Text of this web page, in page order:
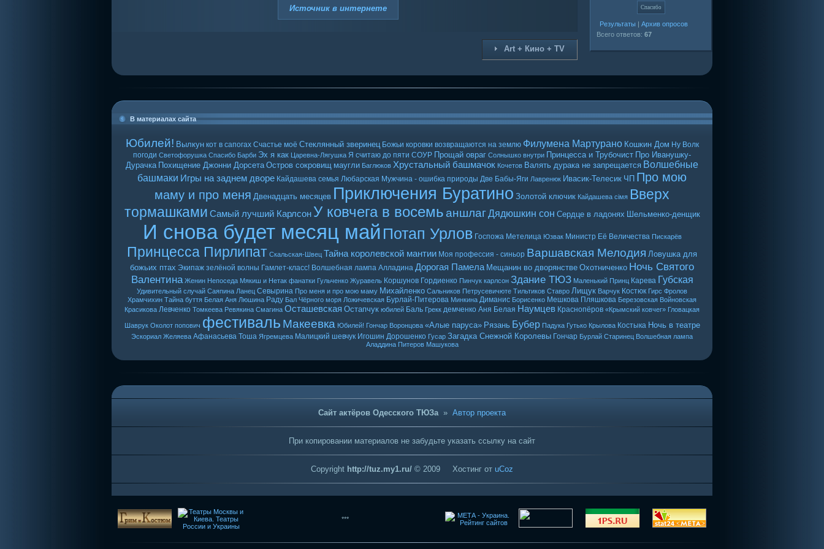
Источник в интернете
Art + Кино + TV
Результаты | Архив опросов
Всего ответов: 67
В материалах сайта
Юбилей! Вылкун кот в сапогах Счастье моё Стеклянный зверинец Божьи коровки возвращаются на землю Филумена Мартурано Кошкин Дом Ну Волк
погоди Светофорушка Спасибо Барби Эх я как Царевна-Лягушка Я считаю до пяти СОУР Прощай овраг Солнышко внутри Принцесса и Трубочист Про Иванушку-
Дурачка Похищение Джонни Дорсета Остров сокровищ маугли Баглюков Хрустальный башмачок Кочетов Валять дурака не запрещается Волшебные
башмаки Игры на заднем дворе Кайдашева семья Любарская Мужчина - ошибка природы Две Бабы-Яги Лавренюк Ивасик-Телесик ЧП Про мою
маму и про меня Двенадцать месяцев Приключения Буратино Золотой ключик Кайдашева сiмя Вверх
тормашками Самый лучший Карлсон У ковчега в восемь аншлаг Дядюшкин сон Сердце в ладонях Шельменко-денщик
И снова будет месяц май Потап Урлов Госпожа Метелица Юзвак Министр Её Величества Пискарёв
Принцесса Пирлипат Скальская-Швец Тайна королевской мантии Моя профессия - синьор Варшавская Мелодия Ловушка для
божьих птах Экипаж зелёной волны Гамлет-класс! Волшебная лампа Алладина Дорогая Памела Мещанин во дворянстве Охотниченко Ночь Святого
Валентина Женин Непоседа Мякиш и Нетак фанатки Гульченко Журавель Коршунов Гордиенко Пинчук карлсон Здание ТЮЗ Маленький Принц Карева Губская
Удивительный случай Саяпина Ланец Севырина Про меня и про мою маму Михайленко Сальников Петрусевичюте Тильтиков Ставро Лищук Варчук Костюк Гирс Фролов
Храмчихин Тайна буття Белая Аня Люшина Раду Бал Чёрного моря Ложичевская Бурлай-Питерова Минкина Диманис Борисенко Мешкова Пляшкова Березовская Войновская
Красикова Левченко Томкеева Ревякина Смагина Осташевская Остапчук юбилей Баль Грекк демченко Аня Белая Наумцев Краснопёров «Крымский ковчег» Гловацкая
Шаврук Околот попович фестиваль Макеевка Юбилей! Гончар Воронцова «Алые паруса» Рязань Бубер Падука Гутько Крылова Костыка Ночь в театре
Эскориал Желяева Афанасьева Тоша Ягремцева Малицкий шевчук Игошин Дорошенко Гусар Загадка Снежной Королевы Гончар Бурлай Старинец Волшебная лампа
Аладдина Питеров Машукова
Сайт актёров Одесского ТЮЗа» Автор проекта
При копировании материалов не забудьте указать ссылку на сайт
Copyright http://tuz.my1.ru/ © 2009 Хостинг от uCoz
***